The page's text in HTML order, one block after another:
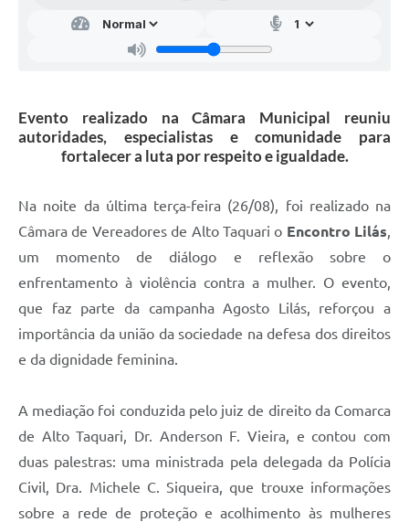
Evento realizado na Câmara Municipal reuniu
autoridades, especialistas e comunidade para
fortalecer a luta por respeito e igualdade.
Na noite da última terça-feira (26/08), foi realizado na
Câmara de Vereadores de Alto Taquari o Encontro Lilás
um momento de diálogo e reflexão sobre o
enfrentamento à violência contra a mulher. O evento,
que faz parte da campanha Agosto Lilás, reforçou a
importância da união da sociedade na defesa dos direitos
e da dignidade feminina.
A mediação foi conduzida pelo juiz de direito da Comarca
de Alto Taquari, Dr. Anderson F. Vieira, e contou com
duas palestras: uma ministrada pela delegada da Polícia
Civil, Dra. Michele C. Siqueira, que trouxe informações
sobre a rede de proteção e acolhimento às mulheres